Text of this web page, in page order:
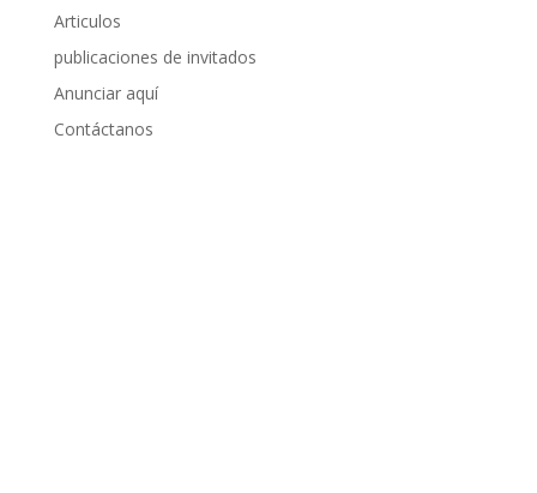
Articulos
publicaciones de invitados
Anunciar aquí
Contáctanos